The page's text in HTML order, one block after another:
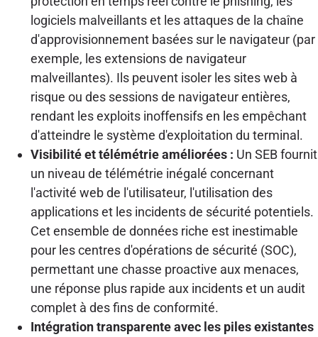
logiciels malveillants et les attaques de la chaîne
d'approvisionnement basées sur le navigateur (par
exemple, les extensions de navigateur
malveillantes). Ils peuvent isoler les sites web à
risque ou des sessions de navigateur entières,
rendant les exploits inoffensifs en les empêchant
d'atteindre le système d'exploitation du terminal.
Visibilité et télémétrie améliorées : Un SEB fournit
un niveau de télémétrie inégalé concernant
l'activité web de l'utilisateur, l'utilisation des
applications et les incidents de sécurité potentiels.
Cet ensemble de données riche est inestimable
pour les centres d'opérations de sécurité (SOC),
permettant une chasse proactive aux menaces,
une réponse plus rapide aux incidents et un audit
complet à des fins de conformité.
Intégration transparente avec les piles existantes